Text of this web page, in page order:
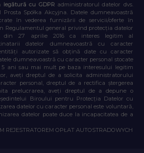
cu GDPR administratorul datelor dvs.
Prosta Spółka Akcyjna. Datele dumneavoastră
în vederea furnizării de servicii/oferte în
Regulamentul general privind protecția datelor
din 27 aprilie 2016 ca interes legitim al
datelor dumneavoastră cu caracter
autorizate să obțină date cu caracter
dumneavoastră cu caracter personal stocate
ani sau mai mult pe baza interesului legitim
aveți dreptul de a solicita administratorului
personal, dreptul de a rectifica ștergerea
prelucrarea, aveți dreptul de a depune o
Biroului pentru Protecția Datelor cu
datelor cu caracter personal este voluntară,
datelor poate duce la incapacitatea de a
REJESTRATOREM OPŁAT AUTOSTRADOWYCH